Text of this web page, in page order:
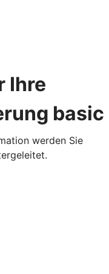
Ihre
basic
werden Sie